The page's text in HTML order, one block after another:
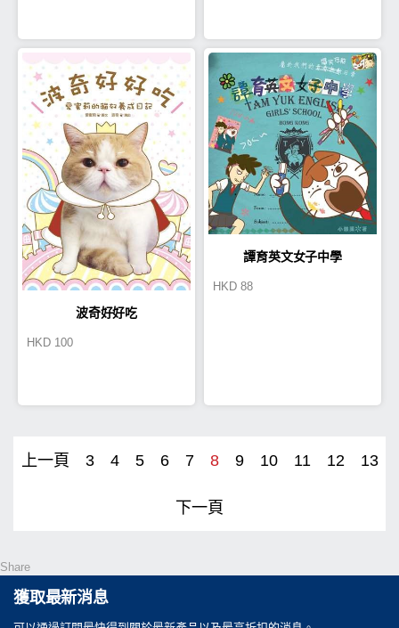
波奇好好吃
HKD 100
譚育英文女子中學
HKD 88
上一頁 3 4 5 6 7 8 9 10 11 12 13
下一頁
Share
獲取最新消息